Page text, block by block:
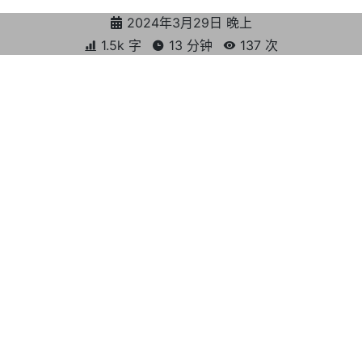
2024年3月29日 晚上
1.5k 字
13 分钟 137 次